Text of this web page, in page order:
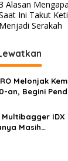
Alasan
Ini Takut
Menjadi Serakah
Melonjak
an, Begini
IDX
Masih